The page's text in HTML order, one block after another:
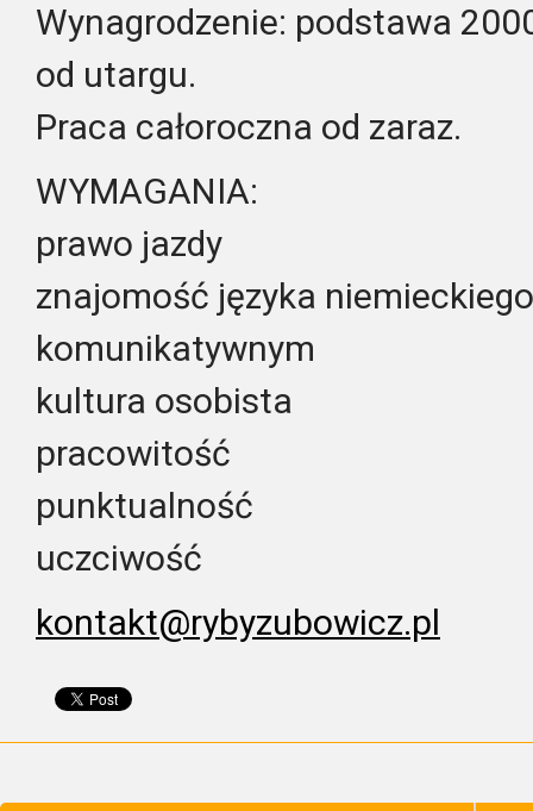
Wynagrodzenie: podstawa
od utargu.
Praca całoroczna od zaraz.
WYMAGANIA:
prawo jazdy
znajomość języka
komunikatywnym
kultura osobista
pracowitość
punktualność
uczciwość
kontakt@rybyzubowicz.pl